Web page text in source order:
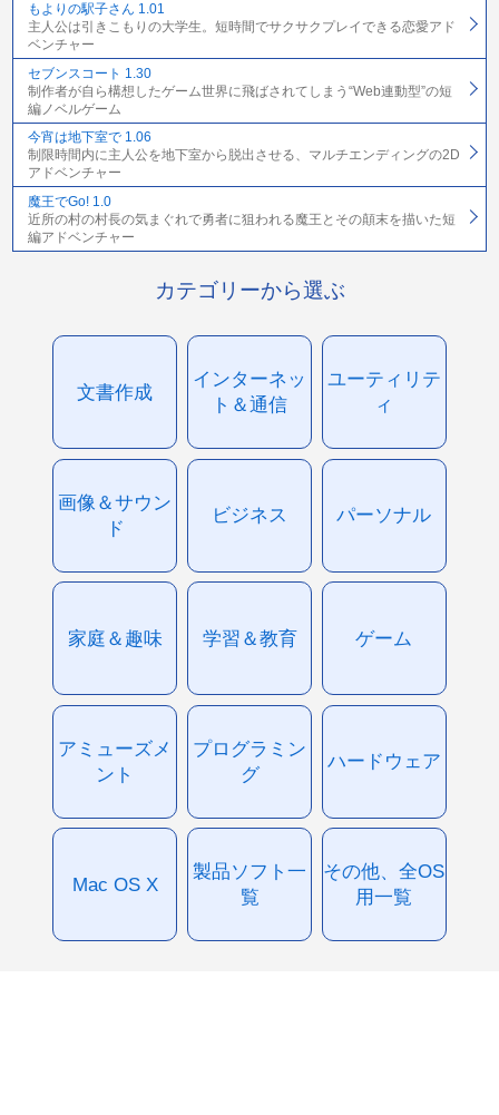
もよりの駅子さん 1.01
主人公は引きこもりの大学生。短時間でサクサクプレイできる恋愛アド
ベンチャー
セブンスコート 1.30
制作者が自ら構想したゲーム世界に飛ばされてしまう“Web連動型”の短
編ノベルゲーム
今宵は地下室で 1.06
制限時間内に主人公を地下室から脱出させる、マルチエンディングの2D
アドベンチャー
魔王でGo! 1.0
近所の村の村長の気まぐれで勇者に狙われる魔王とその顛末を描いた短
編アドベンチャー
カテゴリーから選ぶ
文書作成
インターネッ
ト＆通信
ユーティリテ
ィ
画像＆サウン
ド
ビジネス パーソナル
家庭＆趣味 学習＆教育 ゲーム
アミューズメ
ント
プログラミン
グ
ハードウェア
Mac OS X
製品ソフト一
覧
その他、全OS
用一覧